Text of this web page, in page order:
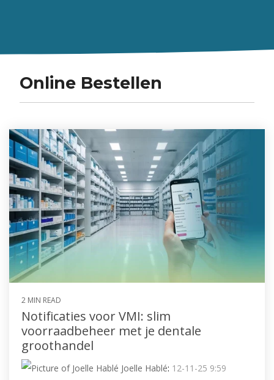
Online Bestellen
2 MIN READ
Notificaties voor VMI: slim
voorraadbeheer met je dentale
groothandel
Joelle Hablé: 12-11-25 9:59